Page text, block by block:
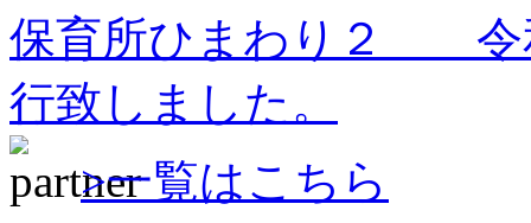
保育所ひまわり２ 令
行致しました。
>一覧はこちら